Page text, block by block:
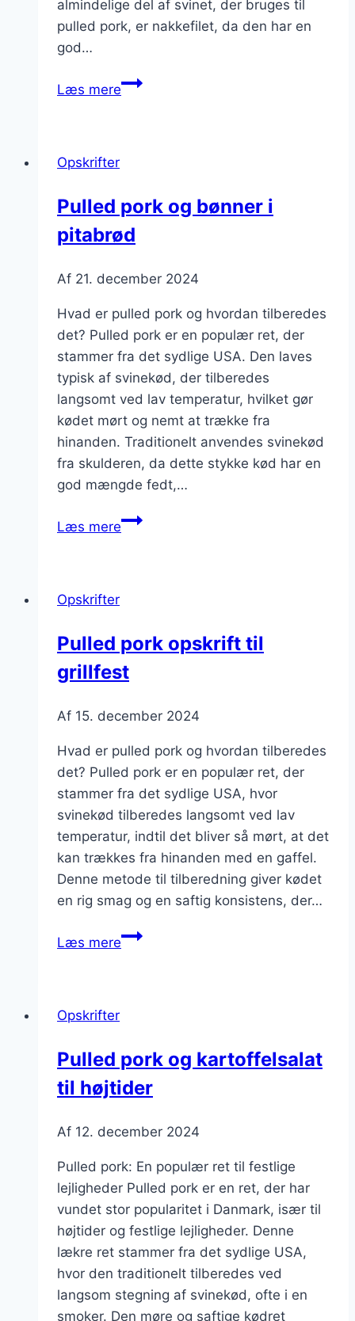
almindelige del af svinet, der bruges til
pulled pork, er nakkefilet, da den har en
god…
Læs merePulled
Opskrifter
Pulled pork og bønner i
pitabrød
Af 21. december 2024
Hvad er pulled pork og hvordan tilberedes
det? Pulled pork er en populær ret, der
stammer fra det sydlige USA. Den laves
typisk af svinekød, der tilberedes
langsomt ved lav temperatur, hvilket gør
kødet mørt og nemt at trække fra
hinanden. Traditionelt anvendes svinekød
fra skulderen, da dette stykke kød har en
god mængde fedt,…
Læs merePulled
Opskrifter
Pulled pork opskrift til
grillfest
Af 15. december 2024
Hvad er pulled pork og hvordan tilberedes
det? Pulled pork er en populær ret, der
stammer fra det sydlige USA, hvor
svinekød tilberedes langsomt ved lav
temperatur, indtil det bliver så mørt, at det
kan trækkes fra hinanden med en gaffel.
Denne metode til tilberedning giver kødet
en rig smag og en saftig konsistens, der…
Læs merePulled
Opskrifter
Pulled pork og kartoffelsalat
til højtider
Af 12. december 2024
Pulled pork: En populær ret til festlige
lejligheder Pulled pork er en ret, der har
vundet stor popularitet i Danmark, især til
højtider og festlige lejligheder. Denne
lækre ret stammer fra det sydlige USA,
hvor den traditionelt tilberedes ved
langsom stegning af svinekød, ofte i en
smoker. Den møre og saftige kødret